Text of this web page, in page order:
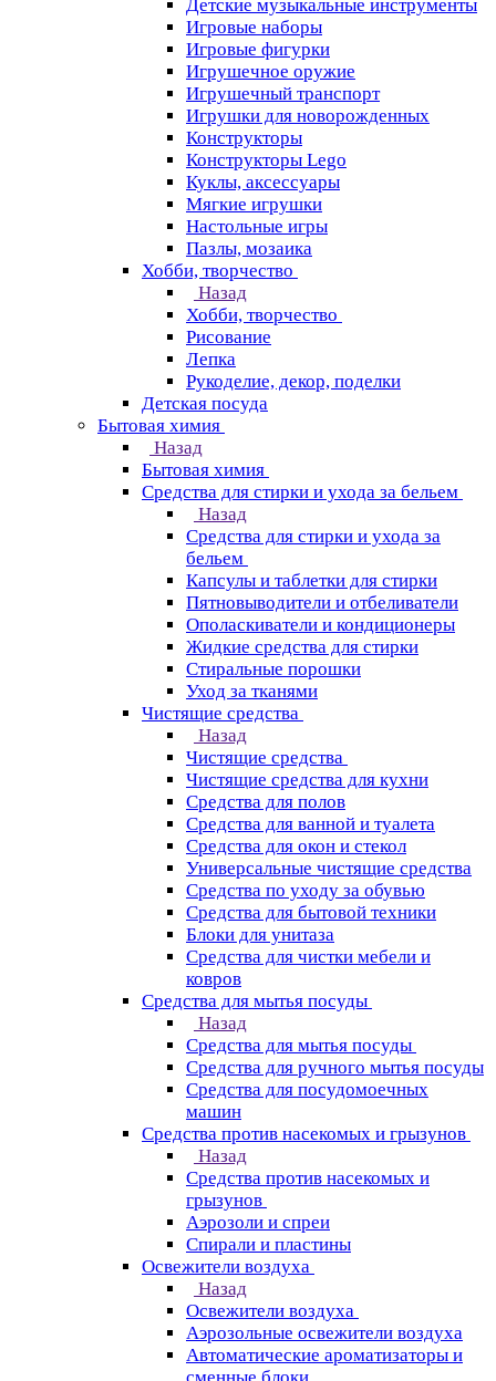
Детские музыкальные инструменты
Игровые наборы
Игровые фигурки
Игрушечное оружие
Игрушечный транспорт
Игрушки для новорожденных
Конструкторы
Конструкторы Lego
Куклы, аксессуары
Мягкие игрушки
Настольные игры
Пазлы, мозаика
Хобби, творчество
Назад
Хобби, творчество
Рисование
Лепка
Рукоделие, декор, поделки
Детская посуда
Бытовая химия
Назад
Бытовая химия
Средства для стирки и ухода за бельем
Назад
Средства для стирки и ухода за
бельем
Капсулы и таблетки для стирки
Пятновыводители и отбеливатели
Ополаскиватели и кондиционеры
Жидкие средства для стирки
Стиральные порошки
Уход за тканями
Чистящие средства
Назад
Чистящие средства
Чистящие средства для кухни
Средства для полов
Средства для ванной и туалета
Средства для окон и стекол
Универсальные чистящие средства
Средства по уходу за обувью
Средства для бытовой техники
Блоки для унитаза
Средства для чистки мебели и
ковров
Средства для мытья посуды
Назад
Средства для мытья посуды
Средства для ручного мытья посуды
Средства для посудомоечных
машин
Средства против насекомых и грызунов
Назад
Средства против насекомых и
грызунов
Аэрозоли и спреи
Спирали и пластины
Освежители воздуха
Назад
Освежители воздуха
Аэрозольные освежители воздуха
Автоматические ароматизаторы и